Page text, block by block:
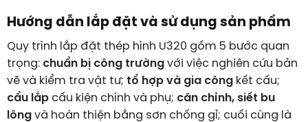
Hướng dẫn lắp đặt và sử dụng sản phẩm
Quy trình lắp đặt thép hình U320 gồm 5 bước quan
trọng: chuẩn bị công trườngvới việc nghiên cứu bản
vẽ và kiểm tra vật tư; tổ hợp và gia côngkết cấu;
cẩu lắpcấu kiện chính và phụ; căn chỉnh, siết bu
lôngvà hoàn thiện bằng sơn chống gỉ; cuối cùng là